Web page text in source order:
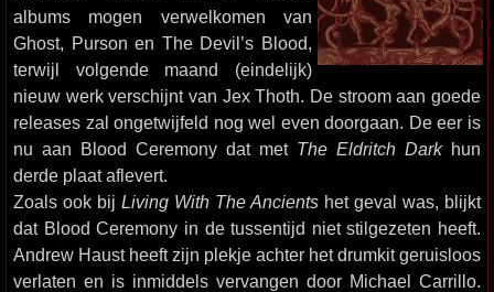
albums mogen verwelkomen van
Ghost, Purson en The Devil’s Blood,
terwijl volgende maand (eindelijk)
nieuw werk verschijnt van Jex Thoth. De stroom aan goede
releases zal ongetwijfeld nog wel even doorgaan. De eer is
nu aan Blood Ceremony dat met The Eldritch Darkhun
derde plaat aflevert.
Zoals ook bij Living With The Ancients het geval was, blijkt
dat Blood Ceremony in de tussentijd niet stilgezeten heeft.
Andrew Haust heeft zijn plekje achter het drumkit geruisloos
verlaten en is inmiddels vervangen door Michael Carrillo.